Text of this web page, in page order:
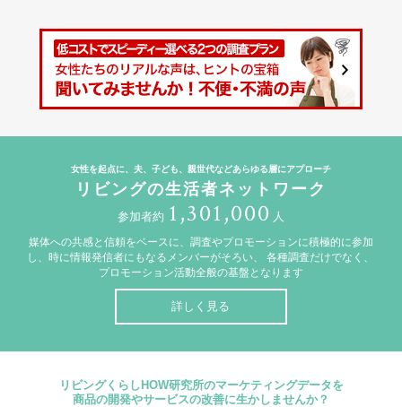
女性を起点に、夫、子ども、親世代などあらゆる層にアプローチ
リビングの生活者ネットワーク
参加者約 1,301,000 人
媒体への共感と信頼をベースに、調査やプロモーションに積極的に参加
し、時に情報発信者にもなるメンバーがそろい、
各種調査だけでなく、
プロモーション活動全般の基盤となります
詳しく見る
リビングくらしHOW研究所のマーケティングデータを
商品の開発やサービスの改善に生かしませんか？